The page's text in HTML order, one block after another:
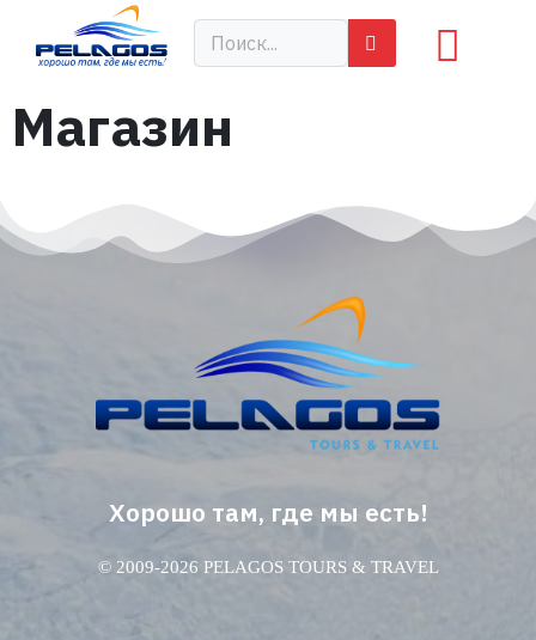
Магазин
Хорошо там, где мы есть!
© 2009-2026 PELAGOS TOURS & TRAVEL